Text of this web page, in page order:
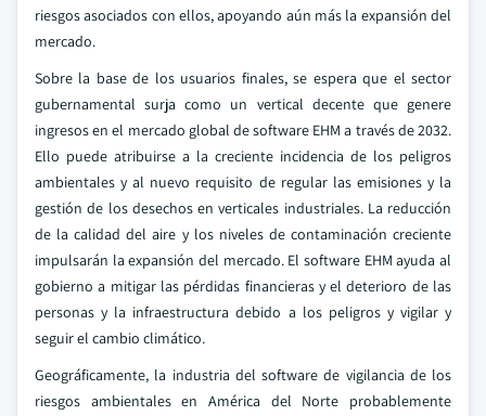
riesgos asociados con ellos, apoyando aún más la expansión del
mercado.
Sobre la base de los usuarios finales, se espera que el sector
gubernamental surja como un vertical decente que genere
ingresos en el mercado global de software EHM a través de 2032.
Ello puede atribuirse a la creciente incidencia de los peligros
ambientales y al nuevo requisito de regular las emisiones y la
gestión de los desechos en verticales industriales. La reducción
de la calidad del aire y los niveles de contaminación creciente
impulsarán la expansión del mercado. El software EHM ayuda al
gobierno a mitigar las pérdidas financieras y el deterioro de las
personas y la infraestructura debido a los peligros y vigilar y
seguir el cambio climático.
Geográficamente, la industria del software de vigilancia de los
riesgos ambientales en América del Norte probablemente